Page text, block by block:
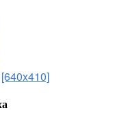
[640x410]